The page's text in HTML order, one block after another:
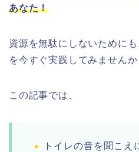
あなた！
資源を無駄にしないために
を今すぐ実践してみませんか
この記事では、
トイレの音を聞こえ